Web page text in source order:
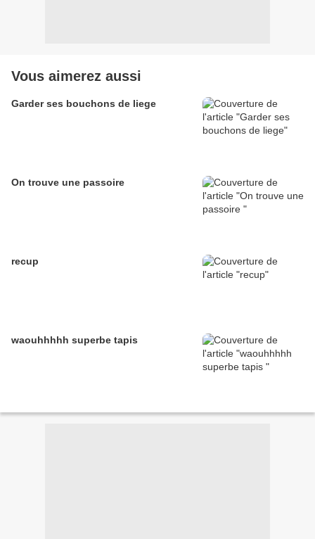
Vous aimerez aussi
Garder ses bouchons de liege
On trouve une passoire
recup
waouhhhhh superbe tapis